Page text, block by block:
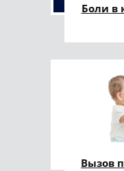
Боли в
Вызов